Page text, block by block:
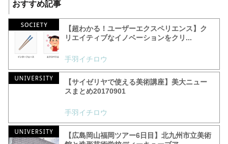
おすすめ記事
【超わかる！ユーザーエクスペリエンス】ク
リエイティブなイノベーションをクリ...
手羽イチロウ
【サイゼリヤで使える美術講座】美大ニュー
スまとめ20170901
手羽イチロウ
【広島岡山福岡ツアー6日目】北九州市立美術